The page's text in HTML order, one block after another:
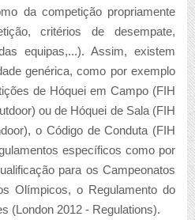
da competição propriamente
critérios de desempate,
equipas,...). Assim, existem
genérica, como por exemplo
de Hóquei em Campo (FIH
) ou de Hóquei de Sala (FIH
), o Código de Conduta (FIH
específicos como por
para os Campeonatos
Olímpicos, o Regulamento do
(London 2012 - Regulations).